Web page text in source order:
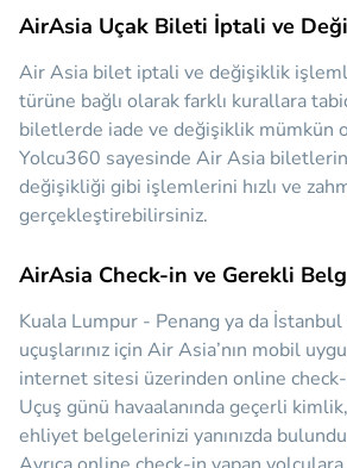
AirAsia Uçak Bileti İptali ve
Air Asia bilet iptali ve değişiklik
türüne bağlı olarak farklı kurallara
biletlerde iade ve değişiklik mümkün
Yolcu360 sayesinde Air Asia
değişikliği gibi işlemlerini hızlı ve
gerçekleştirebilirsiniz.
AirAsia Check-in ve Gerekli
Kuala Lumpur - Penang ya da
uçuşlarınız için Air Asia’nın mobil
internet sitesi üzerinden online
Uçuş günü havaalanında geçerli
ehliyet belgelerinizi yanınızda